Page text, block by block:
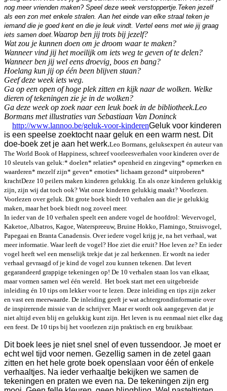
nog meer vrienden maken? Speel deze week verstoppertje. Teken jezelf
als een zon met enkele stralen. Aan het einde van elke straal teken je
iemand die je goed kent en die je leuk vindt. Vertel eens met wie jij graag
iets samen doet. Waarop ben jij trots bij jezelf?
Wat zou je kunnen doen om je droom waar te maken?
Wanneer vind jij het moeilijk om iets weg te geven of te delen?
Wanneer ben jij wel eens droevig, boos en bang?
Hoelang kun jij op één been blijven staan?
Geef deze week iets weg.
Ga op een open of hoge plek zitten en kijk naar de wolken. Welke
dieren of tekeningen zie je in de wolken?
Ga deze week op zoek naar een leuk boek in de bibliotheek.Leo
Bormans met illustraties van Sebastiaan Van Doninck
http://www.lannoo.be/geluk-voor-kinderenGeluk voor kinderen
is een speelse zoektocht naar geluk en een warm nest. Dit
doe-boek zet je aan het werk.Leo Bormans, geluksexpert én auteur van
The World Book of Happiness, schreef voorleesverhalen voor kinderen over de
10 sleutels van geluk:* doelen* relaties* openheid en zingeving* opmerken en
waarderen* mezelf zijn* geven* emoties* lichaam gezond* uitproberen*
krachtDeze 10 peilers maken kinderen gelukkig. En als onze kinderen gelukkig
zijn, zijn wij dat toch ook? Wat onze kinderen gelukkig maakt? Voorlezen.
Voorlezen over geluk. Dit grote boek biedt 10 verhalen aan die je gelukkig
maken, maar het boek biedt nog zoveel meer.
In ieder van de 10 verhalen speelt een andere vogel de hoofdrol: Wevervogel,
Kaketoe, Albatros, Kagoe, Waterspreeuw, Bruine Hokko, Flamingo, Struisvogel,
Papegaai en Branta Canadensis. Over iedere vogel krijg je, na het verhaal, wat
meer informatie. Waar leeft de vogel? Hoe ziet die eruit? Hoe leven ze? En ieder
vogel heeft wel een menselijk trekje dat je zal herkennen. Er wordt na ieder
verhaal gevraagd of je kind de vogel zou kunnen tekenen. Dat levert
gegarandeerd grappige tekeningen op! De 10 verhalen staan los van elkaar,
maar vormen samen wel één wereld. Het boek start met een uitgebreide
inleiding én 10 tips om lekker voor te lezen. Deze inleiding en tips zijn zeker
en vast een meerwaarde. De inleiding geeft je wat achtergrondinformatie over
de inspirerende missie van de schrijver. Maar er wordt ook aangegeven dat je
niet altijd even blij en gelukkig kunt zijn. Het leven is nu eenmaal niet elke dag
een feest. De 10 tips bij het voorlezen zijn praktisch en erg bruikbaar.
Dit boek lees je niet snel snel of even tussendoor. Je moet er
echt wel tijd voor nemen. Gezellig samen in de zetel gaan
zitten en het hele grote boek openslaan voor één of enkele
verhaaltjes. Na ieder verhaaltje bekijken we samen de
tekeningen en praten we even na. De tekeningen zijn erg